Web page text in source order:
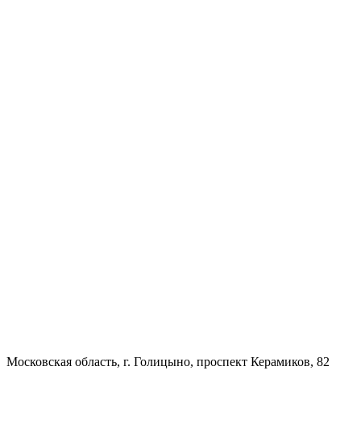
Московская область, г. Голицыно, проспект Керамиков, 82